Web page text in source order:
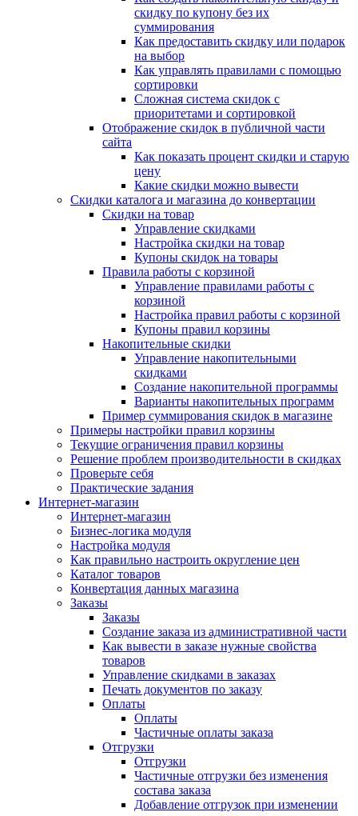
скидку по купону без их
суммирования
Как предоставить скидку или подарок
на выбор
Как управлять правилами с помощью
сортировки
Сложная система скидок с
приоритетами и сортировкой
Отображение скидок в публичной части
сайта
Как показать процент скидки и старую
цену
Какие скидки можно вывести
Скидки каталога и магазина до конвертации
Скидки на товар
Управление скидками
Настройка скидки на товар
Купоны скидок на товары
Правила работы с корзиной
Управление правилами работы с
корзиной
Настройка правил работы с корзиной
Купоны правил корзины
Накопительные скидки
Управление накопительными
скидками
Создание накопительной программы
Варианты накопительных программ
Пример суммирования скидок в магазине
Примеры настройки правил корзины
Текущие ограничения правил корзины
Решение проблем производительности в скидках
Проверьте себя
Практические задания
Интернет-магазин
Интернет-магазин
Бизнес-логика модуля
Настройка модуля
Как правильно настроить округление цен
Каталог товаров
Конвертация данных магазина
Заказы
Заказы
Создание заказа из административной части
Как вывести в заказе нужные свойства
товаров
Управление скидками в заказах
Печать документов по заказу
Оплаты
Оплаты
Частичные оплаты заказа
Отгрузки
Отгрузки
Частичные отгрузки без изменения
состава заказа
Добавление отгрузок при изменении